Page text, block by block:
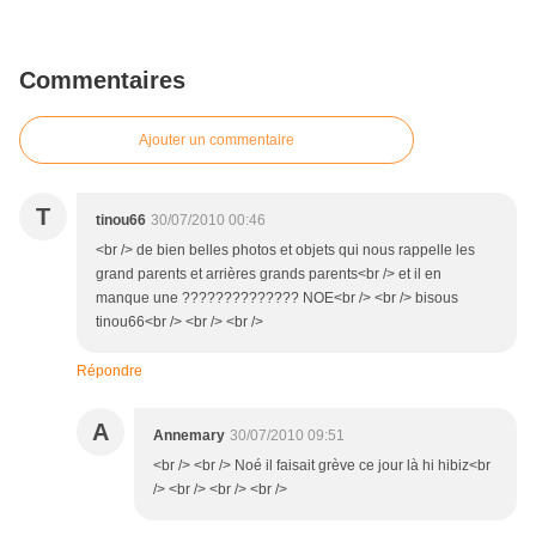
Commentaires
Ajouter un commentaire
T tinou66 30/07/2010 00:46
<br /> de bien belles photos et objets qui nous rappelle les
grand parents et arrières grands parents<br /> et il en
manque une ?????????????? NOE<br /> <br /> bisous
tinou66<br /> <br /> <br />
Répondre
A Annemary 30/07/2010 09:51
<br /> <br /> Noé il faisait grève ce jour là hi hibiz<br
/> <br /> <br /> <br />